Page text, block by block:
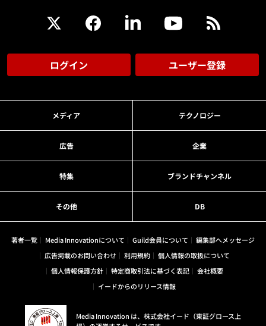
ログイン ユーザー登録
メディア テクノロジー
広告 企業
特集 ブランドチャンネル
その他 DB
著者一覧 Media Innovationについて Guild会員について
編集部へメッセージ
広告掲載のお問い合わせ
利用規約
個人情報の取扱について
個人情報保護方針
特定商取引法に基づく表記
会社概要
イードからのリリース情報
Media Innovation は、株式会社イード（東証グロース上